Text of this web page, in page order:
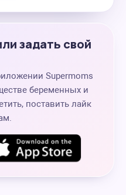
задать свой
Supermoms
беременных и
поставить лайк